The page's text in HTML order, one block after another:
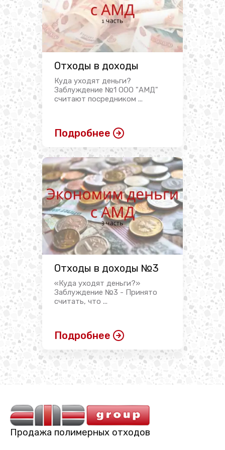
Отходы в доходы
Куда уходят деньги?
Заблуждение №1 ООО "АМД"
считают посредником ...
Подробнее
Отходы в доходы №3
«Куда уходят деньги?»
Заблуждение №3 - Принято
считать, что ...
Подробнее
Продажа полимерных отходов